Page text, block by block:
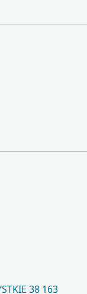
38 163